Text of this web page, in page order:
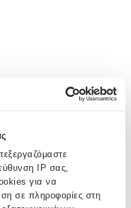
IP σας,
για να
σε πληροφορίες στη